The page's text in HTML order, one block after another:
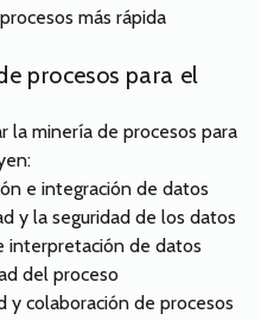
más rápida
procesos para el
la minería de procesos para
e integración de datos
y la seguridad de los datos
interpretación de datos
del proceso
y colaboración de procesos